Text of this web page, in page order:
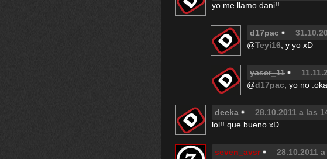
yo me llamo dani!!
d17pac
@Teyi16 , y yo xD
yaser_11
@d17pac , yo no
deeka 28.10.2011 a las
lol!! que bueno xD
seven_avsr 28.10.2011